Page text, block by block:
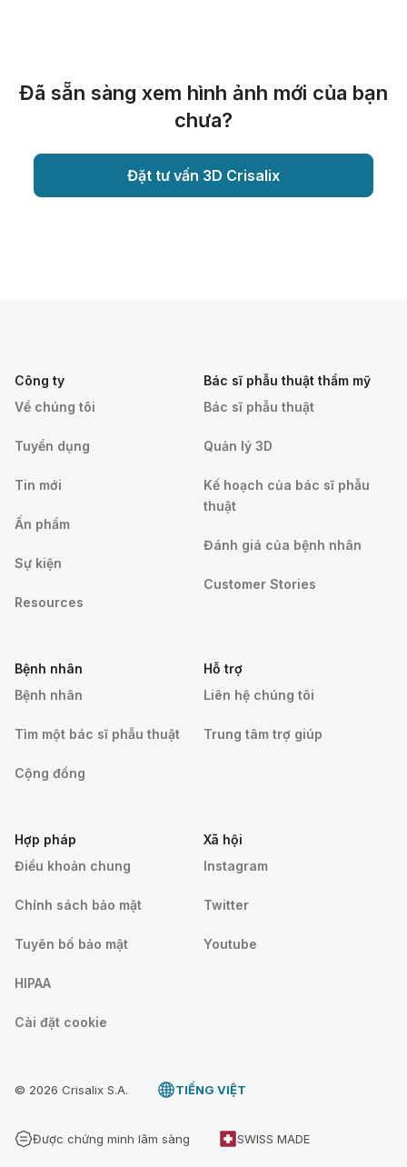
Đã sẵn sàng xem hình ảnh mới của bạn
chưa?
Đặt tư vấn 3D Crisalix
Công ty
Về chúng tôi
Tuyển dụng
Tin mới
Ấn phẩm
Sự kiện
Resources
Bác sĩ phẫu thuật thẩm mỹ
Bác sĩ phẫu thuật
Quản lý 3D
Kế hoạch của bác sĩ phẫu
thuật
Đánh giá của bệnh nhân
Customer Stories
Bệnh nhân
Bệnh nhân
Tìm một bác sĩ phẫu thuật
Cộng đồng
Hỗ trợ
Liên hệ chúng tôi
Trung tâm trợ giúp
Hợp pháp
Điều khoản chung
Chính sách bảo mật
Tuyên bố bảo mật
HIPAA
Cài đặt cookie
Xã hội
Instagram
Twitter
Youtube
© 2026 Crisalix S.A. TIẾNG VIỆT
Được chứng minh lâm sàng SWISS MADE